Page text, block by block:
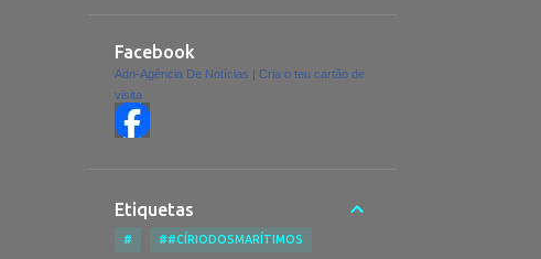
Facebook
Adn-Agência De Notícias
Cria o teu cartão de
visita
Etiquetas
# ##CÍRIODOSMARÍTIMOS